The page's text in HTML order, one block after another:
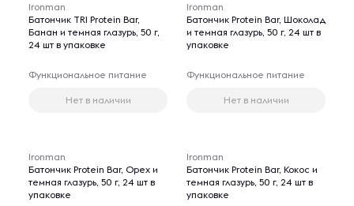
Ironman
Батончик TRI Protein Bar,
Банан и темная глазурь, 50 г,
24 шт в упаковке
Функциональное питание
Нет в наличии
Ironman
Батончик Protein Bar, Шоколад
и темная глазурь, 50 г, 24 шт в
упаковке
Функциональное питание
Нет в наличии
Ironman
Батончик Protein Bar, Орех и
темная глазурь, 50 г, 24 шт в
упаковке
Ironman
Батончик Protein Bar, Кокос и
темная глазурь, 50 г, 24 шт в
упаковке